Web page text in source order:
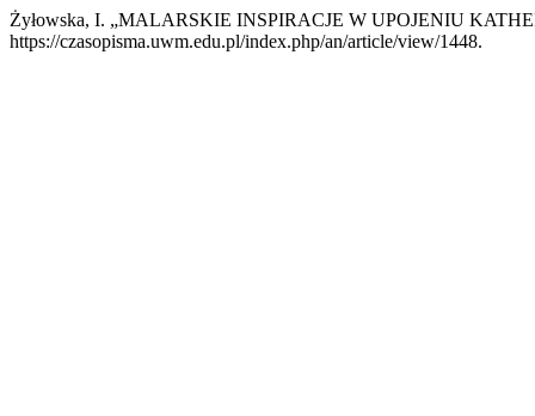
Żyłowska, I. „MALARSKIE INSPIRACJE W UPOJENIU
https://czasopisma.uwm.edu.pl/index.php/an/article/view/1448.